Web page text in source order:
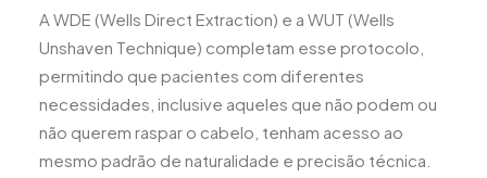
A WDE (Wells Direct Extraction) e a WUT (Wells
Unshaven Technique) completam esse protocolo,
permitindo que pacientes com diferentes
necessidades, inclusive aqueles que não podem ou
não querem raspar o cabelo, tenham acesso ao
mesmo padrão de naturalidade e precisão técnica.